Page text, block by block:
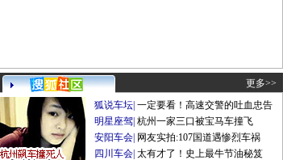
更多>>
狐说车坛 一定要看！高速交警的吐血忠告
明星座驾 杭州一家三口被宝马车撞飞
安阳车会 网友实拍:107国道遇惨烈车祸
四川车会 太有才了！史上最牛节油秘笈